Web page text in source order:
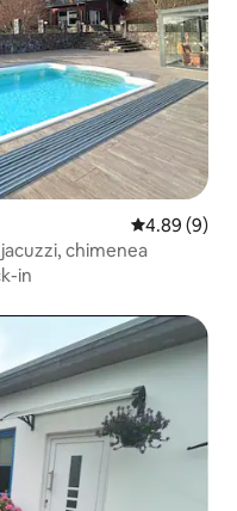
Calificación
4.89 (9)
chimenea
in